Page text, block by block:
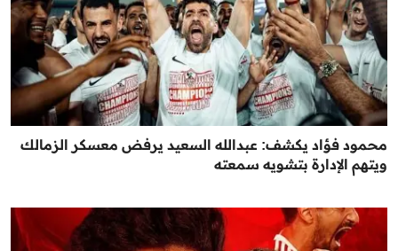
محمود فؤاد يكشف: عبدالله السعيد يرفض معسكر الزمالك
ويتهم الإدارة بتشويه سمعته